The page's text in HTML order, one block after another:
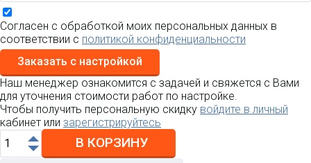
Согласен с обработкой моих персональных данных в
соответствии с политикой конфиденциальности
Заказать с настройкой
Наш менеджер ознакомится с задачей и свяжется с Вами
для уточнения стоимости работ по настройке.
Чтобы получить персональную скидку войдите в личный
кабинет или зарегистрируйтесь
В КОРЗИНУ